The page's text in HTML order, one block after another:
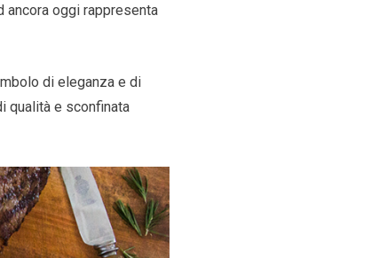
oggi rappresenta
di eleganza e di
qualità e sconfinata